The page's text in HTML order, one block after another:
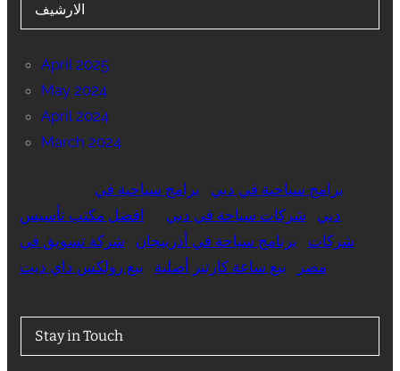
الارشيف
April 2025
May 2024
April 2024
March 2024
برامج سياحية في دبي
برامج سياحية في
دبي
شركات سياحة في دبي
افضل مكتب تأسيس
شركات
برنامج سياحة في أذربيجان
شركة تسويق في
مصر
بيع ساعة كارتير أصلية بيع رولكس داي ديت
Stay in Touch